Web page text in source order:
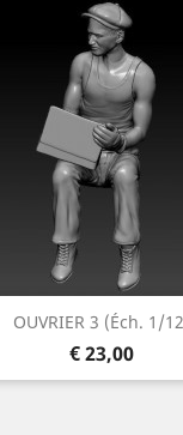
OUVRIER 3 (éch. 1/
Prijs
€ 23,00
Snel bekijken